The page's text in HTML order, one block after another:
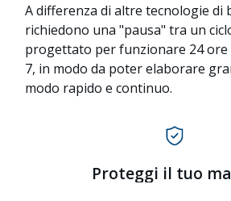
A differenza di altre tecnologie di
richiedono una "pausa" tra un
progettato per funzionare 24 ore
7, in modo da poter elaborare
modo rapido e continuo.
Proteggi il tuo